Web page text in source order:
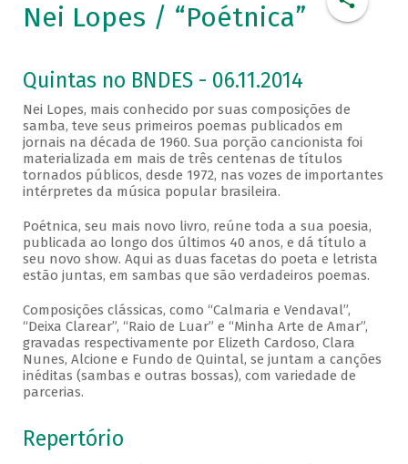
Nei Lopes / “Poétnica”
Quintas no BNDES - 06.11.2014
Nei Lopes, mais conhecido por suas composições de
samba, teve seus primeiros poemas publicados em
jornais na década de 1960. Sua porção cancionista foi
materializada em mais de três centenas de títulos
tornados públicos, desde 1972, nas vozes de importantes
intérpretes da música popular brasileira.
Poétnica, seu mais novo livro, reúne toda a sua poesia,
publicada ao longo dos últimos 40 anos, e dá título a
seu novo show. Aqui as duas facetas do poeta e letrista
estão juntas, em sambas que são verdadeiros poemas.
Composições clássicas, como “Calmaria e Vendaval”,
“Deixa Clarear”, “Raio de Luar” e “Minha Arte de Amar”,
gravadas respectivamente por Elizeth Cardoso, Clara
Nunes, Alcione e Fundo de Quintal, se juntam a canções
inéditas (sambas e outras bossas), com variedade de
parcerias.
Repertório